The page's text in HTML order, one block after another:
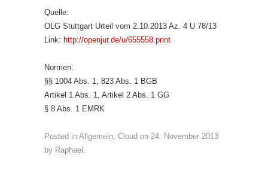
Quelle:
OLG Stuttgart Urteil vom 2.10.2013 Az. 4 U 78/13
Link: http://openjur.de/u/655558.print
Normen:
§§ 1004 Abs. 1, 823 Abs. 1 BGB
Artikel 1 Abs. 1, Artikel 2 Abs. 1 GG
§ 8 Abs. 1 EMRK
Posted in Allgemein, Cloud on 24. November 2013
by Raphael .